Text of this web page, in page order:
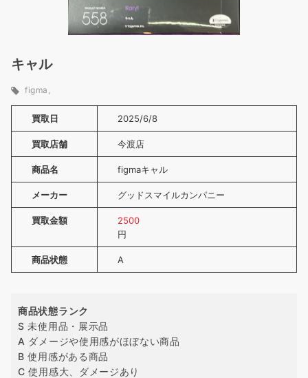
キャル
figma
買取日 2025/6/8
買取店舗 今渡店
商品名 figmaキャル
メーカー グッドスマイルカンパニー
買取金額
2500
円
商品状態 A
商品状態ランク
S 未使用品・展示品
A ダメージや使用感がほぼない商品
B 使用感がある商品
C 使用感大、ダメージあり